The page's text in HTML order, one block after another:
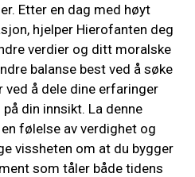
Etter en dag med høyt
hjelper Hierofanten deg
verdier og ditt moralske
balanse best ved å søke
å dele dine erfaringer
din innsikt. La denne
følelse av verdighet og
vissheten om at du bygger
som tåler både tidens